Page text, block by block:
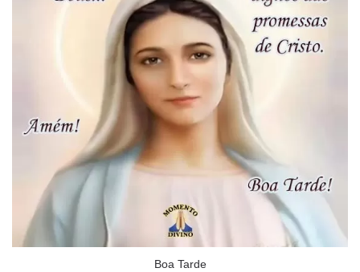
Boa Tarde